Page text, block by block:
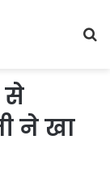
से
ने खा